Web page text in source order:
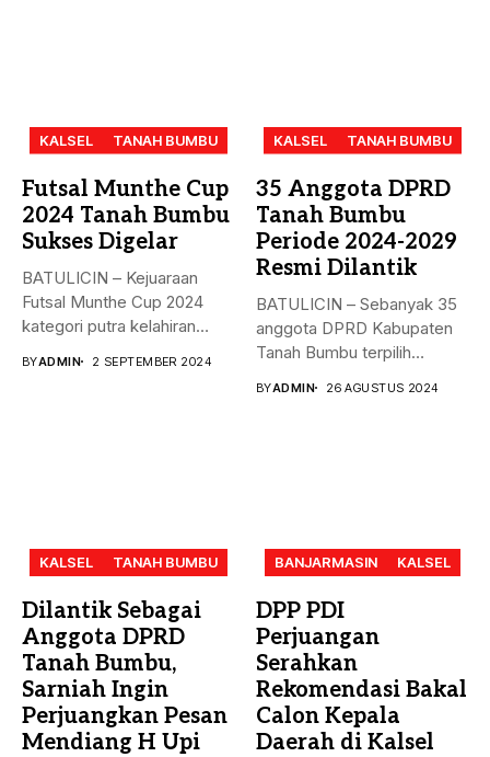
KALSEL TANAH BUMBU
Futsal Munthe Cup
2024 Tanah Bumbu
Sukses Digelar
BATULICIN – Kejuaraan
Futsal Munthe Cup 2024
kategori putra kelahiran
BYADMIN 2 SEPTEMBER 2024
KALSEL TANAH BUMBU
35 Anggota DPRD
Tanah Bumbu
Periode 2024-2029
Resmi Dilantik
BATULICIN – Sebanyak 35
anggota DPRD Kabupaten
Tanah Bumbu terpilih
BYADMIN 26 AGUSTUS 2024
KALSEL TANAH BUMBU
Dilantik Sebagai
Anggota DPRD
Tanah Bumbu,
Sarniah Ingin
Perjuangkan Pesan
Mendiang H Upi
BANJARMASIN KALSEL
DPP PDI
Perjuangan
Serahkan
Rekomendasi Bakal
Calon Kepala
Daerah di Kalsel